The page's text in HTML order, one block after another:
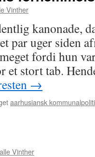
Vinther
kanonade,
par uger siden
fordi hun
stort tab.
→
aarhusiansk
Vinther